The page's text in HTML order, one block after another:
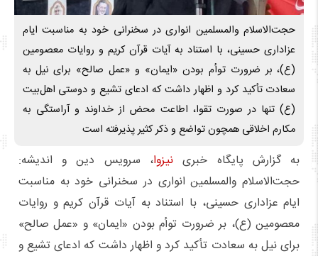
حجت‌الاسلام والمسلمین انواری در سخنرانی خود به مناسبت ایام
عزاداری حسینی، با استناد به آیات قرآن کریم و روایات معصومین
(ع)، بر ضرورت توأم بودن «ایمان» و «عمل صالح» برای نیل به
سعادت تأکید کرد و اظهار داشت که ادعای تشیع و دوستی اهل‌بیت
(ع) تنها در صورت تقوا، اطاعت محض از خداوند و آراستگی به
مکارم اخلاقی همچون تواضع و ذکر کثیر پذیرفته است
به گزارش پایگاه خبری نیزوا، سرویس دین و اندیشه:
حجت‌الاسلام والمسلمین انواری در سخنرانی خود به مناسبت
ایام عزاداری حسینی، با استناد به آیات قرآن کریم و روایات
معصومین (ع)، بر ضرورت توأم بودن «ایمان» و «عمل صالح»
برای نیل به سعادت تأکید کرد و اظهار داشت که ادعای تشیع و